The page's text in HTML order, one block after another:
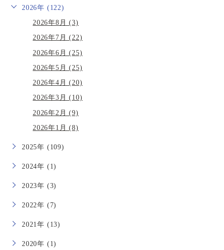
2026年 (122)
2026年8月 (3)
2026年7月 (22)
2026年6月 (25)
2026年5月 (25)
2026年4月 (20)
2026年3月 (10)
2026年2月 (9)
2026年1月 (8)
2025年 (109)
2024年 (1)
2023年 (3)
2022年 (7)
2021年 (13)
2020年 (1)